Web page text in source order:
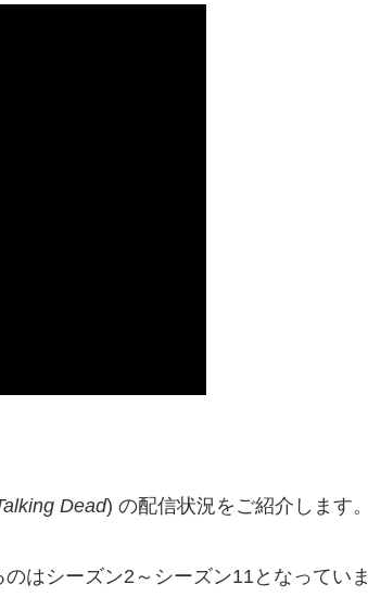
Dead) の配信状況をご紹介します。
はシーズン2～シーズン11となっていま